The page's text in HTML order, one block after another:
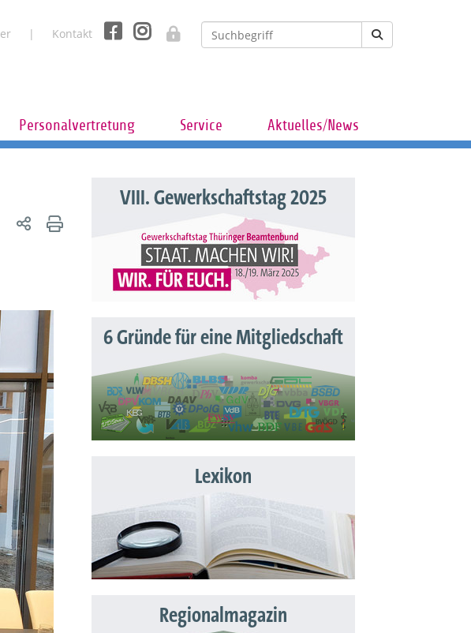
Kontakt
Personalvertretung Service Aktuelles/News
VIII. Gewerkschaftstag 2025
6 Gründe für eine Mitgliedschaft
Lexikon
Regionalmagazin